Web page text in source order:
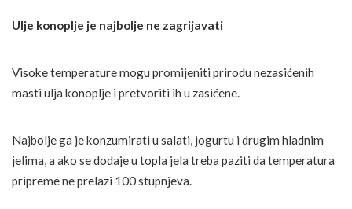
Ulje konoplje je najbolje ne zagrijavati
Visoke temperature mogu promijeniti prirodu nezasićenih
masti ulja konoplje i pretvoriti ih u zasićene.
Najbolje ga je konzumirati u salati, jogurtu i drugim hladnim
jelima, a ako se dodaje u topla jela treba paziti da temperatura
pripreme ne prelazi 100stupnjeva.